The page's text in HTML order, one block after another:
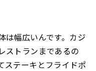
は幅広いんです。カジ
ストランまであるの
ステーキとフライドポ